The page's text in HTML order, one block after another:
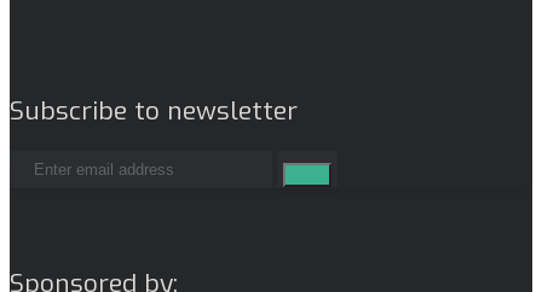
Subscribe to newsletter
Sponsored by: